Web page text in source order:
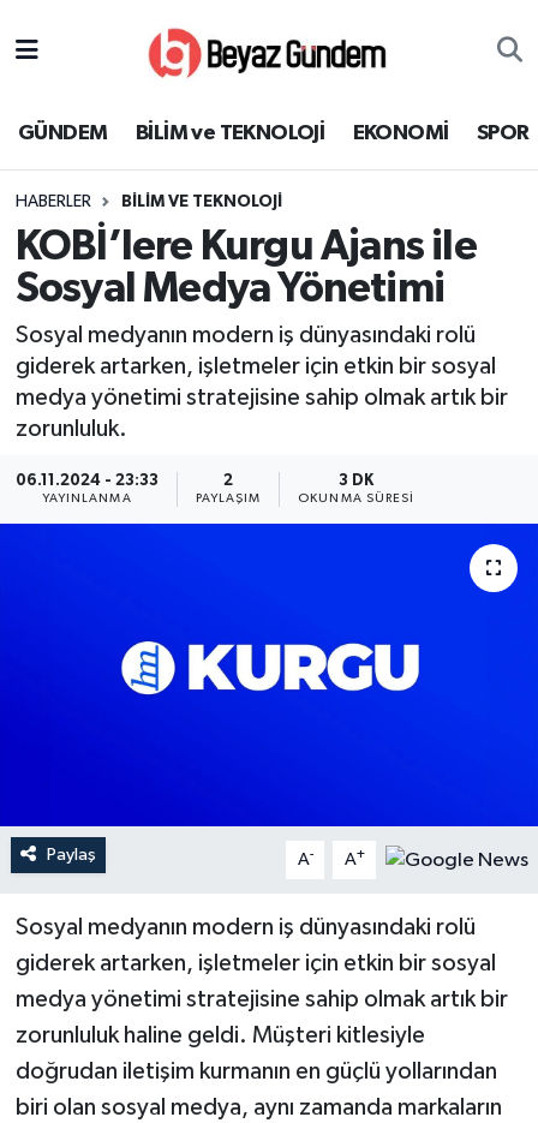
GÜNDEM BİLİM ve TEKNOLOJİ EKONOMİ SPOR
HABERLER BİLİM VE TEKNOLOJİ
KOBİ’lere Kurgu Ajans ile
Sosyal Medya Yönetimi
Sosyal medyanın modern iş dünyasındaki rolü
giderek artarken, işletmeler için etkin bir sosyal
medya yönetimi stratejisine sahip olmak artık bir
zorunluluk.
06.11.2024 - 23:33
YAYINLANMA
2
PAYLAŞIM
3 DK
OKUNMA SÜRESI
Paylaş A- A+
Sosyal medyanın modern iş dünyasındaki rolü
giderek artarken, işletmeler için etkin bir sosyal
medya yönetimi stratejisine sahip olmak artık bir
zorunluluk haline geldi. Müşteri kitlesiyle
doğrudan iletişim kurmanın en güçlü yollarından
biri olan sosyal medya, aynı zamanda markaların
EKONOMİ
SAĞLIK
EĞİTİM
MAGAZİN
Süper Lig Puan Durumu ve Fikstür
Tüm Manşetler
Son Dakika Haberleri
Haber Arşivi